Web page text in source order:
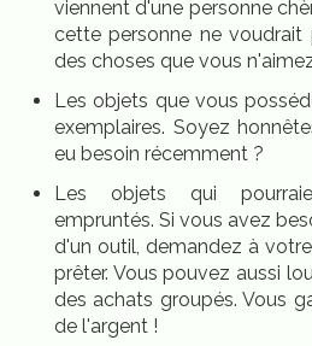
viennent d'une personne
cette personne ne voudrait
des choses que vous
Les objets que vous
exemplaires. Soyez
eu besoin récemment ?
Les objets qui
empruntés. Si vous avez
d'un outil, demandez à
prêter. Vous pouvez aussi
des achats groupés. Vous
de l'argent !